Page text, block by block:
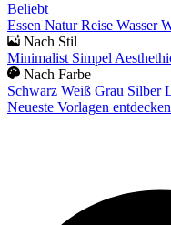
Beliebt
Essen Natur Reise Wasser
Nach Stil
Minimalist Simpel
Nach Farbe
Schwarz Weiß Grau Silber
Neueste Vorlagen entdecken